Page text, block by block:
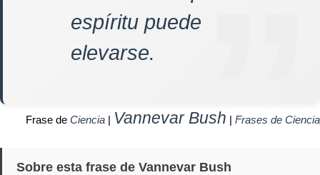
espíritu puede
elevarse.
Frase de Ciencia | Vannevar Bush | Frases de Ciencia
Sobre esta frase de Vannevar Bush